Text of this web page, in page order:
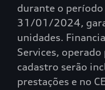
durante o
31/01/2024,
unidades.
Services, operado
cadastro serão
prestações e no